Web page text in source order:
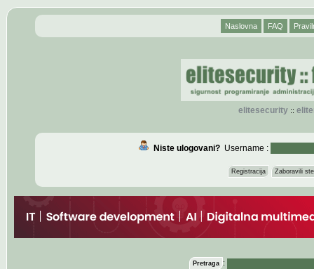
Naslovna FAQ
elitesecurity::
Niste ulogovani?Username :
Registracija Zaboravili
Pretraga :